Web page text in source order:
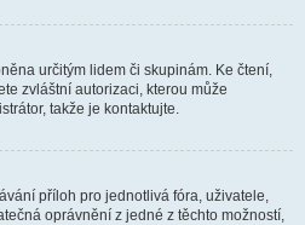
určitým lidem či skupinám. Ke čtení,
zvláštní autorizaci, kterou může
takže je kontaktujte.
příloh pro jednotlivá fóra, uživatele,
oprávnění z jedné z těchto možností,